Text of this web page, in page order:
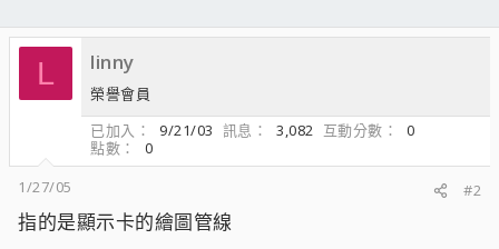
L linny
榮譽會員
已加入
9/21/03 訊息 3,082 互動分數
0
點數
0
1/27/05
#2
指的是顯示卡的繪圖管線